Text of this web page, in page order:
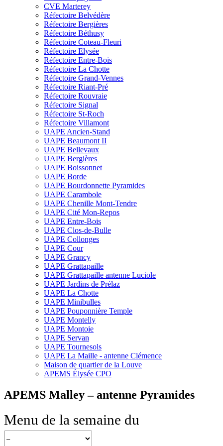
CVE Marterey
Réfectoire Belvédère
Réfectoire Bergières
Réfectoire Béthusy
Réfectoire Coteau-Fleuri
Réfectoire Elysée
Réfectoire Entre-Bois
Réfectoire La Chotte
Réfectoire Grand-Vennes
Réfectoire Riant-Pré
Réfectoire Rouvraie
Réfectoire Signal
Réfectoire St-Roch
Réfectoire Villamont
UAPE Ancien-Stand
UAPE Beaumont II
UAPE Bellevaux
UAPE Bergières
UAPE Boissonnet
UAPE Borde
UAPE Bourdonnette Pyramides
UAPE Carambole
UAPE Chenille Mont-Tendre
UAPE Cité Mon-Repos
UAPE Entre-Bois
UAPE Clos-de-Bulle
UAPE Collonges
UAPE Cour
UAPE Grancy
UAPE Grattapaille
UAPE Grattapaille antenne Luciole
UAPE Jardins de Prélaz
UAPE La Chotte
UAPE Minibulles
UAPE Pouponnière Temple
UAPE Montelly
UAPE Montoie
UAPE Servan
UAPE Tournesols
UAPE La Maille - antenne Clémence
Maison de quartier de la Louve
APEMS Élysée CPO
APEMS Malley – antenne Pyramides
Menu de la semaine du